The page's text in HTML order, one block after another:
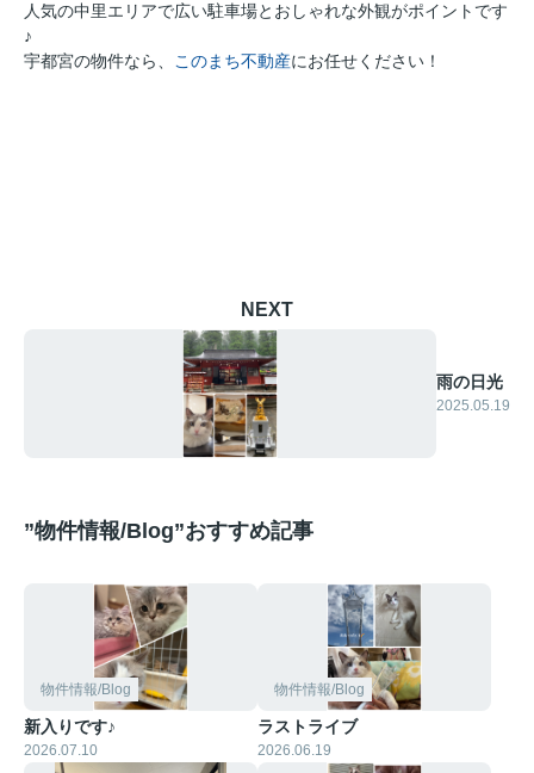
人気の中里エリアで広い駐車場とおしゃれな外観がポイントです
♪
宇都宮の物件なら、 このまち不動産にお任せください！
NEXT
雨の日光
2025.05.19
”物件情報/Blog”おすすめ記事
物件情報/Blog
新入りです♪
2026.07.10
物件情報/Blog
ラストライブ
2026.06.19